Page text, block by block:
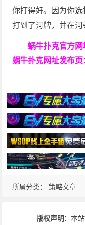
你打得好。因为你
打到了河牌，并在河
蜗牛扑克官方网
蜗牛扑克网址发布页
所属分类： 策略文章
版权声明：本